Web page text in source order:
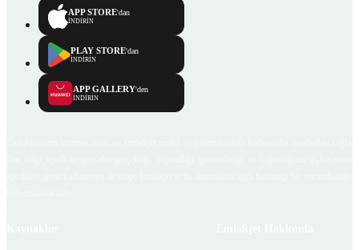
APP STORE'dan
İNDİRİN
PLAY STORE'dan
İNDİRİN
APP GALLERY'den
İNDİRİN